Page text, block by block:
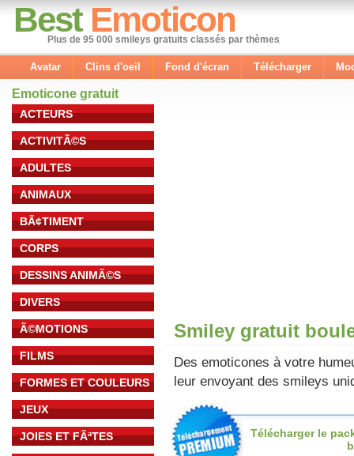
Best Emoticon
Plus de 95 000 smileys gratuits classés par thèmes
Avatar Clins d'oeil Fond d'écran Télécharger
Emoticone gratuit
ACTEURS
ACTIVITÃ©S
ADULTES
ANIMAUX
BÃ¢TIMENT
CORPS
DESSINS ANIMÃ©S
DIVERS
Ã©MOTIONS
FILMS
FORMES ET COULEURS
JEUX
JOIES ET FÃªTES
Smiley gratuit
Des emoticones à votre
leur envoyant des smileys
Télécharger le